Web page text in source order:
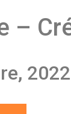
–
2022